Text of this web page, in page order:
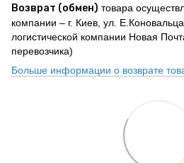
Возврат (обмен) товара
компании – г. Киев, ул.
логистической компании Новая
перевозчика)
Больше информации о возврате